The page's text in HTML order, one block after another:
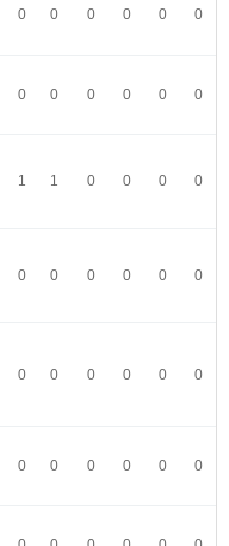
0 0 0 0 0 0
0 0 0 0 0 0
1 1 0 0 0 0
0 0 0 0 0 0
0 0 0 0 0 0
0 0 0 0 0 0